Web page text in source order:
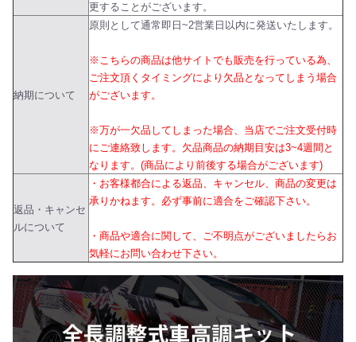
更することがございます。
納期について
原則として通常即日~2営業日以内に発送いたします。
※こちらの商品は他サイトでも販売を行っている為、
ご注文頂くタイミングにより欠品となってしまう場合
がございます。
※万が一欠品してしまった場合、当店でご注文受付時
にご連絡致します。欠品商品の納期目安は3~4週間と
なります。(商品により前後する場合がございます)
返品・キャンセ
ルについて
・お客様都合による返品、キャンセル、商品の変更は
承りかねます。必ず事前に適合をご確認下さい。
・商品や適合に関して、ご不明点がございましたらお
気軽にお問い合わせ下さい。